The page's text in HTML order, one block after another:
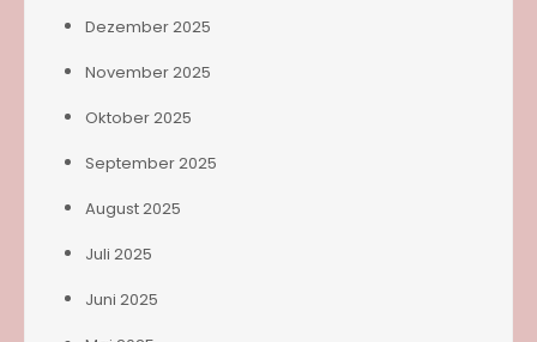
Dezember 2025
November 2025
Oktober 2025
September 2025
August 2025
Juli 2025
Juni 2025